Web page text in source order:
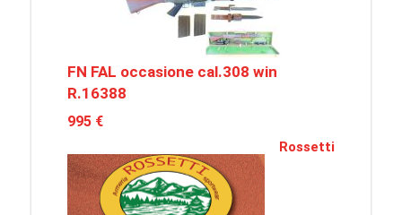
FN FAL occasione cal.308 win
R.16388
995 €
Rossetti